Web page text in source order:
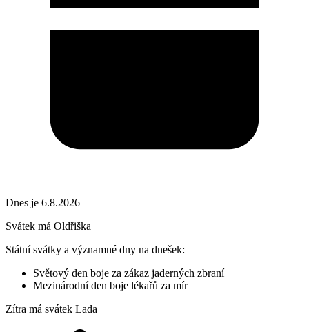
Dnes je 6.8.2026
Svátek má Oldřiška
Státní svátky a významné dny na dnešek:
Světový den boje za zákaz jaderných zbraní
Mezinárodní den boje lékařů za mír
Zítra má svátek Lada